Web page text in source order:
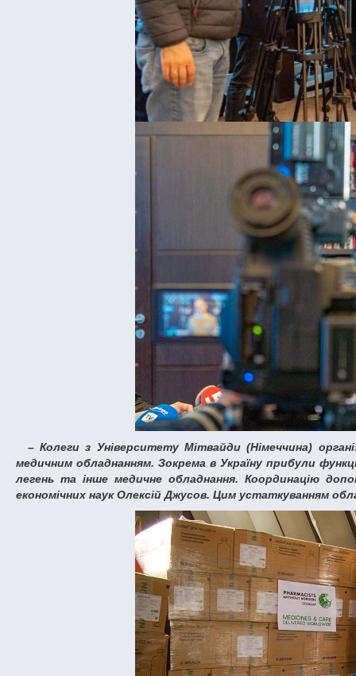
– Колеги з Університету Мітвайди (Німеччина) організували 35 тон вантажу для поранених наших захисників, включно з
медичним обладнанням. Зокрема в Україну прибули
легень та інше медичне обладнання. Координацію
економічних наук Олексій Джусов. Цим устаткуванням